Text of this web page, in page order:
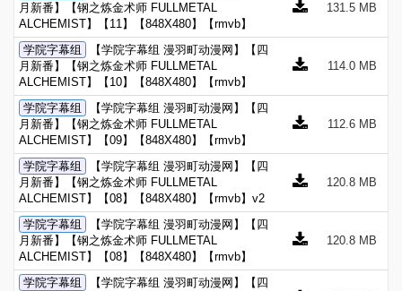
月新番】【钢之炼金术师 FULLMETAL
ALCHEMIST】【11】【848X480】【rmvb】
131.5 MB
学院字幕组
【学院字幕组 漫羽町动漫网】【四
月新番】【钢之炼金术师 FULLMETAL
ALCHEMIST】【10】【848X480】【rmvb】
114.0 MB
学院字幕组
【学院字幕组 漫羽町动漫网】【四
月新番】【钢之炼金术师 FULLMETAL
ALCHEMIST】【09】【848X480】【rmvb】
112.6 MB
学院字幕组
【学院字幕组 漫羽町动漫网】【四
月新番】【钢之炼金术师 FULLMETAL
ALCHEMIST】【08】【848X480】【rmvb】v2
120.8 MB
学院字幕组
【学院字幕组 漫羽町动漫网】【四
月新番】【钢之炼金术师 FULLMETAL
ALCHEMIST】【08】【848X480】【rmvb】
120.8 MB
学院字幕组
【学院字幕组 漫羽町动漫网】【四